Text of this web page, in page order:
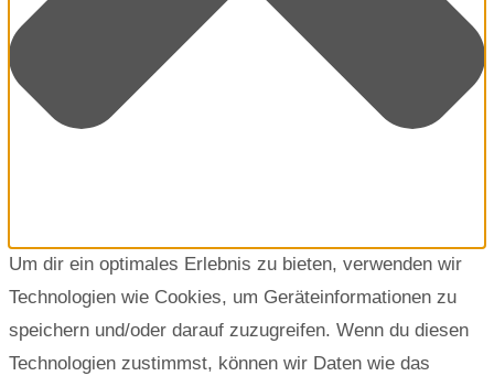
Um dir ein optimales Erlebnis zu bieten, verwenden wir
Technologien wie Cookies, um Geräteinformationen zu
speichern und/oder darauf zuzugreifen. Wenn du diesen
Technologien zustimmst, können wir Daten wie das